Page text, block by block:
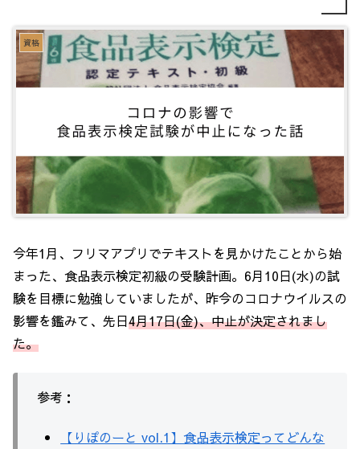
資格
今年1月、フリマアプリでテキストを見かけたことから始
まった、食品表示検定初級の受験計画。6月10日(水)の試
験を目標に勉強していましたが、昨今のコロナウイルスの
影響を鑑みて、先日4月17日(金)、中止が決定されまし
た。
参考：
【りぽのーと vol.1】食品表示検定ってどんな